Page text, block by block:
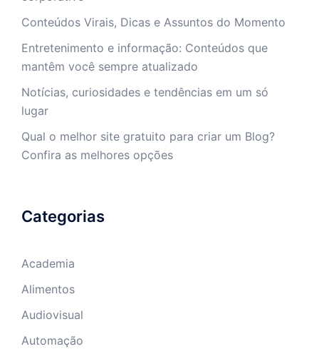
Conteúdos Virais, Dicas e Assuntos do Momento
Entretenimento e informação: Conteúdos que
mantêm você sempre atualizado
Notícias, curiosidades e tendências em um só
lugar
Qual o melhor site gratuito para criar um Blog?
Confira as melhores opções
Categorias
Academia
Alimentos
Audiovisual
Automação